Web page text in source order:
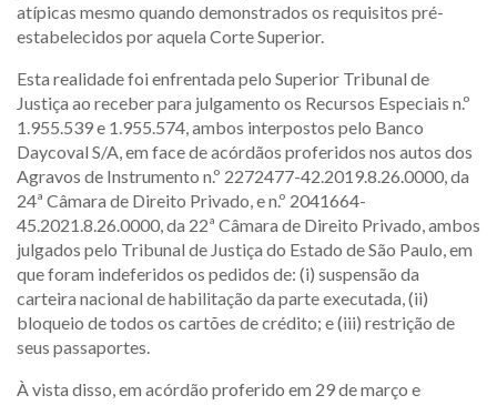
atípicas mesmo quando demonstrados os requisitos pré-
estabelecidos por aquela Corte Superior.
Esta realidade foi enfrentada pelo Superior Tribunal de
Justiça ao receber para julgamento os Recursos Especiais n.º
1.955.539 e 1.955.574, ambos interpostos pelo Banco
Daycoval S/A, em face de acórdãos proferidos nos autos dos
Agravos de Instrumento n.º 2272477-42.2019.8.26.0000, da
24ª Câmara de Direito Privado, e n.º 2041664-
45.2021.8.26.0000, da 22ª Câmara de Direito Privado, ambos
julgados pelo Tribunal de Justiça do Estado de São Paulo, em
que foram indeferidos os pedidos de: (i) suspensão da
carteira nacional de habilitação da parte executada, (ii)
bloqueio de todos os cartões de crédito; e (iii) restrição de
seus passaportes.
À vista disso, em acórdão proferido em 29 de março e